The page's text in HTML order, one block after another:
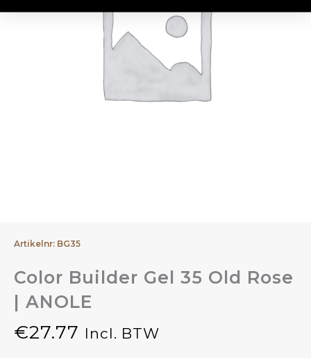
Artikelnr: BG35
Color Builder Gel 35 Old Rose
| ANOLE
€27.77 Incl. BTW